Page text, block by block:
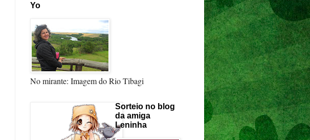
Yo
No mirante: Imagem do Rio Tibagi
Sorteio no blog
da amiga
Leninha